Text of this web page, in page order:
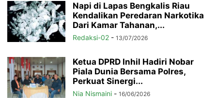
Napi di Lapas Bengkalis Riau
Kendalikan Peredaran Narkotika
Dari Kamar Tahanan,...
Redaksi-02 - 13/07/2026
Ketua DPRD Inhil Hadiri Nobar
Piala Dunia Bersama Polres,
Perkuat Sinergi...
Nia Nismaini - 16/06/2026